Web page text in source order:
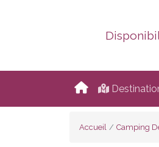
Accueil Camping